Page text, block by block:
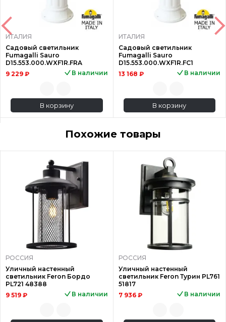
ИТАЛИЯ
Садовый светильник
Fumagalli Sauro
D15.553.000.WXF1R.FRA
9 229 ₽
В наличии
В корзину
ИТАЛИЯ
Садовый светильник
Fumagalli Sauro
D15.553.000.WXF1R.FC1
13 168 ₽
В наличии
В корзину
Похожие товары
РОССИЯ
Уличный настенный
светильник Feron Бордо
PL721 48388
9 519 ₽
В наличии
РОССИЯ
Уличный настенный
светильник Feron Турин PL761
51817
7 936 ₽
В наличии